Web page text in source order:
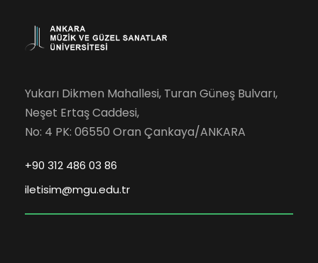
Yukarı Dikmen Mahallesi, Turan Güneş Bulvarı,
Neşet Ertaş Caddesi,
No: 4 PK: 06550 Oran Çankaya/ANKARA
+90 312 486 03 86
iletisim@mgu.edu.tr